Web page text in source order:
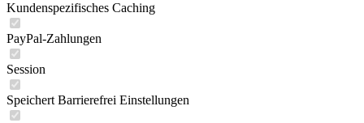
Kundenspezifisches Caching
PayPal-Zahlungen
Session
Speichert Barrierefrei Einstellungen